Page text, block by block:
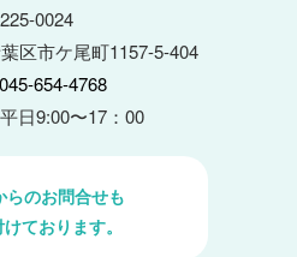
0024
区市ケ尾町1157-5-404
045-654-4768
日9:00〜17：00
らのお問合せも
ております。